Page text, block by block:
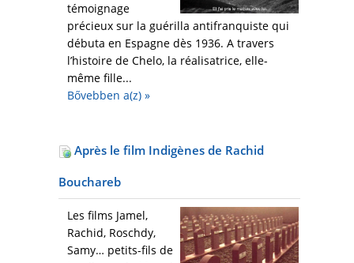
témoignage
précieux sur la guérilla antifranquiste qui
débuta en Espagne dès 1936. A travers
l’histoire de Chelo, la réalisatrice, elle-
même fille...
Bővebben a(z) »
Après le film Indigènes de Rachid
Bouchareb
Les films Jamel,
Rachid, Roschdy,
Samy… petits-fils de